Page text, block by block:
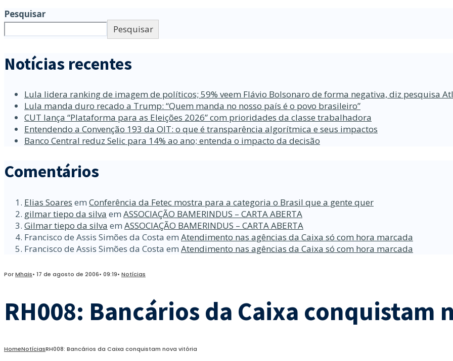
Pesquisar
Pesquisar
Notícias recentes
Lula lidera ranking de imagem de políticos; 59% veem Flávio Bolsonaro de forma negativa, diz pesquisa
Lula manda duro recado a Trump: “Quem manda no nosso país é o povo brasileiro”
CUT lança “Plataforma para as Eleições 2026” com prioridades da classe trabalhadora
Entendendo a Convenção 193 da OIT: o que é transparência algorítmica e seus impactos
Banco Central reduz Selic para 14% ao ano; entenda o impacto da decisão
Comentários
Elias Soares em Conferência da Fetec mostra para a categoria o Brasil que a gente quer
gilmar tiepo da silva em ASSOCIAÇÃO BAMERINDUS – CARTA ABERTA
Gilmar tiepo da silva em ASSOCIAÇÃO BAMERINDUS – CARTA ABERTA
Francisco de Assis Simões da Costa em Atendimento nas agências da Caixa só com hora marcada
Francisco de Assis Simões da Costa em Atendimento nas agências da Caixa só com hora marcada
PorMhais• 17 de agosto de 2006• 09:19• Notícias
RH008: Bancários da Caixa conquistam
HomeNotíciasRH008: Bancários da Caixa conquistam nova vitória